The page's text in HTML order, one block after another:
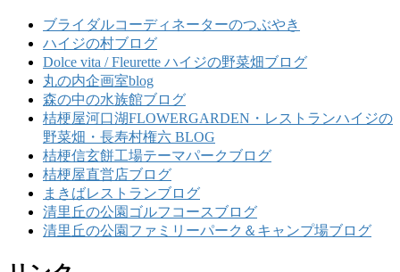
ブライダルコーディネーターのつぶやき
ハイジの村ブログ
Dolce vita / Fleurette ハイジの野菜畑ブログ
丸の内企画室blog
森の中の水族館ブログ
桔梗屋河口湖FLOWERGARDEN・レストランハイジの
野菜畑・長寿村権六 BLOG
桔梗信玄餅工場テーマパークブログ
桔梗屋直営店ブログ
まきばレストランブログ
清里丘の公園ゴルフコースブログ
清里丘の公園ファミリーパーク＆キャンプ場ブログ